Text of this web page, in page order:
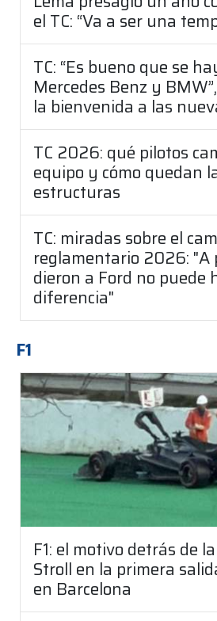
el TC: “Va a ser una
TC: “Es bueno que se
Mercedes Benz y
la bienvenida a las
TC 2026: qué pilotos
equipo y cómo quedan
estructuras
TC: miradas sobre el
reglamentario 2026: "A
dieron a Ford no puede
diferencia"
F1
F1: el motivo detrás de
Stroll en la primera
en Barcelona